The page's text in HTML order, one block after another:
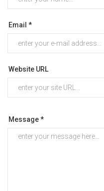
Email *
Website URL
Message *